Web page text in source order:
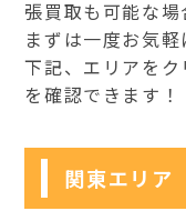
張買取も可能な場
まずは一度お気軽
下記、エリアを
を確認できます！
関東エリア